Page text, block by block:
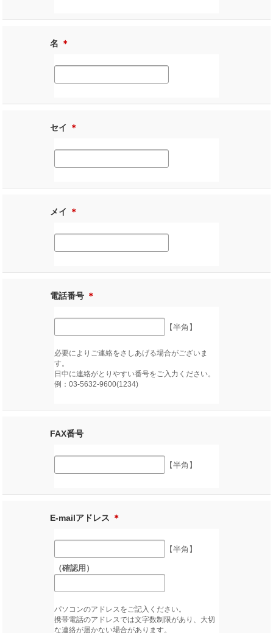
名 ＊
セイ ＊
メイ ＊
電話番号 ＊
【半角】
必要によりご連絡をさしあげる場合がございま
す。
日中に連絡がとりやすい番号をご入力ください。
例：03-5632-9600(1234)
FAX番号
【半角】
E-mailアドレス ＊
【半角】
（確認用）
パソコンのアドレスをご記入ください。
携帯電話のアドレスでは文字数制限があり、大切
な連絡が届かない場合があります。